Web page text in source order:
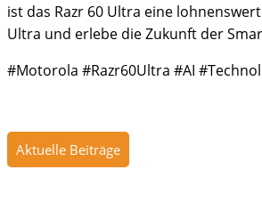
ist das Razr 60 Ultra eine
Ultra und erlebe die Zukunft der
#Motorola #Razr60Ultra #AI
Aktuelle Beiträge